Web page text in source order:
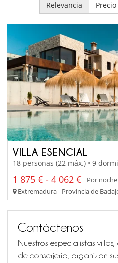
Relevancia Precio
VILLA ESENCIAL
18 personas (22 máx.) • 9
1 875 € - 4 062 €
Por noche
Extremadura - Provincia de
Contáctenos
Nuestros especialistas
de conserjería, organizan